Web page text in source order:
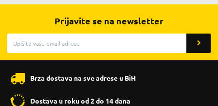
Prijavite se na newsletter
Brza dostava na sve adrese u BiH
Dostava u roku od 2 do 14 dana